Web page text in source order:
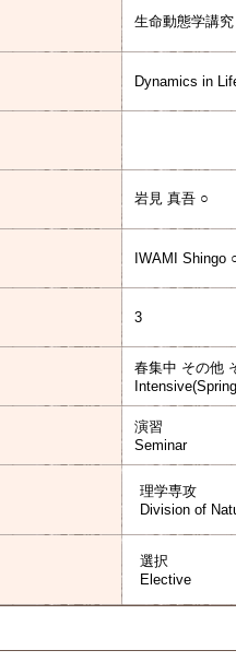
生命動態学講究
Dynamics in
岩見 真吾 ○
IWAMI Shingo
3
春集中 その他
演習
Seminar
理学専攻
Division of
選択
Elective